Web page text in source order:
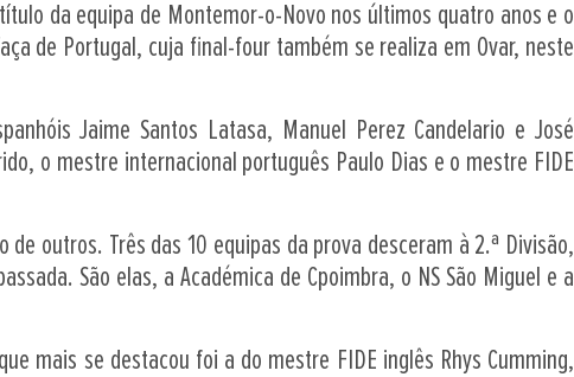
da equipa de Montemor-o-Novo nos últimos quatro anos e o
de Portugal, cuja final-four também se realiza em Ovar, neste
Jaime Santos Latasa, Manuel Perez Candelario e José
o mestre internacional português Paulo Dias e o mestre FIDE
outros. Três das 10 equipas da prova desceram à 2.ª Divisão,
São elas, a Académica de Cpoimbra, o NS São Miguel e a
mais se destacou foi a do mestre FIDE inglês Rhys Cumming,